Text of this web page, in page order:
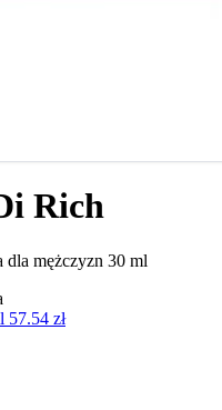
Rich
dla mężczyzn 30 ml
57.54 zł